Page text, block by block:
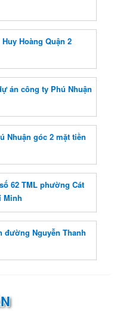
Hoàng Quận 2
án công ty Phú Nhuận
Nhuận góc 2 mặt tiền
62 TML phường Cát
Minh
đường Nguyễn Thanh